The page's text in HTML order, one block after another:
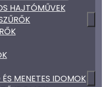
HAJTÓMŰVEK
MENETES IDOMOK